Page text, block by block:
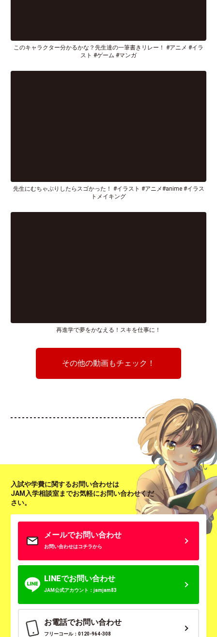
このキャラクター分かるかな？先生達の一筆書きリレー！ #アニメ #イラ
スト #ゲーム #マンガ
先生にむちゃぶりしたらスゴかった！ #イラスト #アニメ#anime #イラス
トメイキング
再進学で夢をかなえる！スキを仕事に！
その他の動画もチェック！
入試や学費に関するお問い合わせは
JAM入学相談室までお気軽にお問い合わせくだ
さい。
メールでお問い合わせ
お問い合わせはコチラから
LINEでお問い合わせ
JAM公式アカウント：jamjam83
お電話でお問い合わせ
フリーコール：0120-964-308